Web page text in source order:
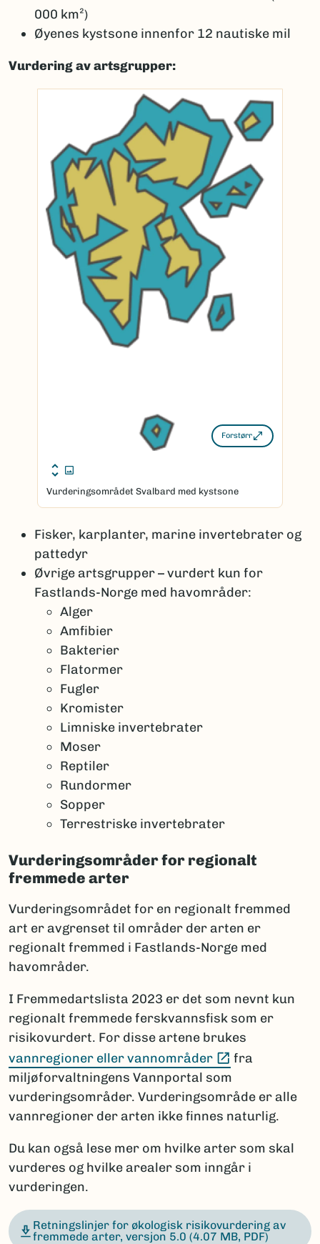
000 km²)
Øyenes kystsone innenfor 12 nautiske mil
Vurdering av artsgrupper:
Forstørr
Vurderingsområdet Svalbard med kystsone
Fisker, karplanter, marine invertebrater og
pattedyr
Øvrige artsgrupper – vurdert kun for
Fastlands-Norge med havområder:
Alger
Amfibier
Bakterier
Flatormer
Fugler
Kromister
Limniske invertebrater
Moser
Reptiler
Rundormer
Sopper
Terrestriske invertebrater
Vurderingsområder for regionalt
fremmede arter
Vurderingsområdet for en regionalt fremmed
art er avgrenset til områder der arten er
regionalt fremmed i Fastlands-Norge med
havområder.
I Fremmedartslista 2023 er det som nevnt kun
regionalt fremmede ferskvannsfisk som er
risikovurdert. For disse artene brukes
vannregioner eller vannområder
(Ekstern
fra
miljøforvaltningens Vannportal som
vurderingsområder. Vurderingsområde er alle
vannregioner der arten ikke finnes naturlig.
Du kan også lese mer om hvilke arter som skal
vurderes og hvilke arealer som inngår i
vurderingen.
Retningslinjer for økologisk risikovurdering av
fremmede arter, versjon 5.0 (4.07 MB, PDF)